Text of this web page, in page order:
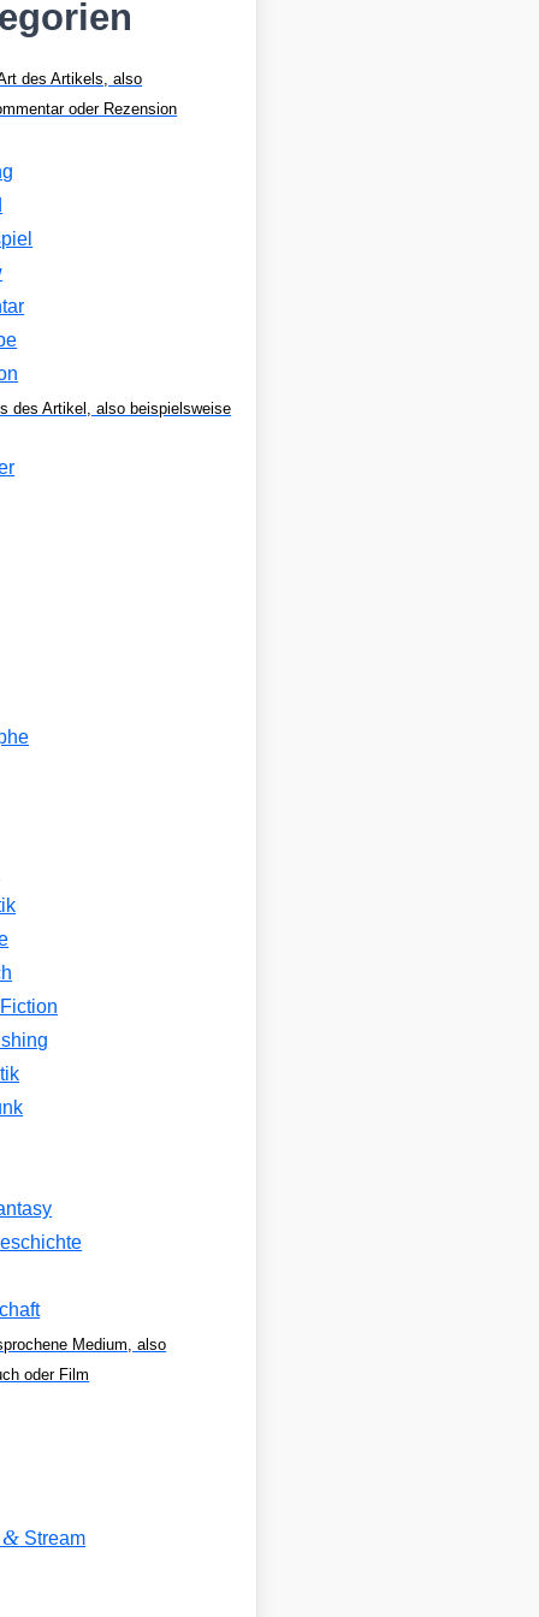
des Artikels, also
oder Rezension
des Artikel, also beispielsweise
Medium, also
oder Film
& Stream